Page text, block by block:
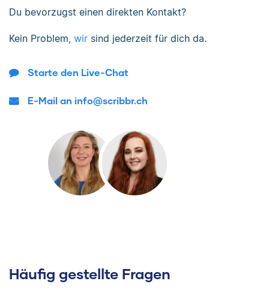
Du bevorzugst einen direkten Kontakt?
Kein Problem, wir sind jederzeit für dich da.
Starte den Live-Chat
E-Mail an info@scribbr.ch
Häufig gestellte Fragen